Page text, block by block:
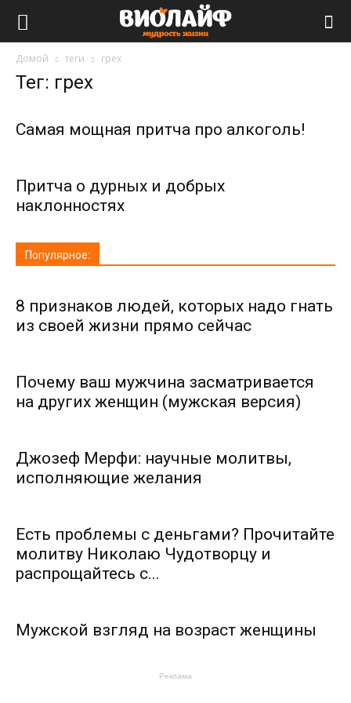
Домой теги грех
Тег: грех
Самая мощная притча про алкоголь!
Притча о дурных и добрых
наклонностях
Популярное:
8 признаков людей, которых надо гнать
из своей жизни прямо сейчас
Почему ваш мужчина засматривается
на других женщин (мужская версия)
Джозеф Мерфи: научные молитвы,
исполняющие желания
Есть проблемы с деньгами? Прочитайте
молитву Николаю Чудотворцу и
распрощайтесь с...
Мужской взгляд на возраст женщины
Реклама